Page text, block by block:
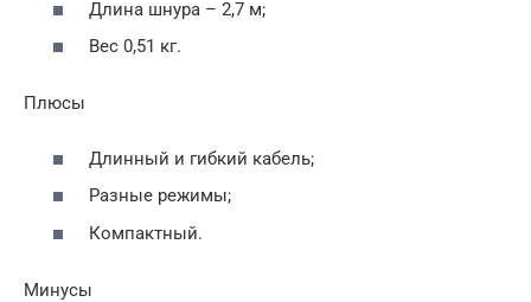
Длина шнура – 2,7 м;
Вес 0,51 кг.
Плюсы
Длинный и гибкий кабель;
Разные режимы;
Компактный.
Минусы